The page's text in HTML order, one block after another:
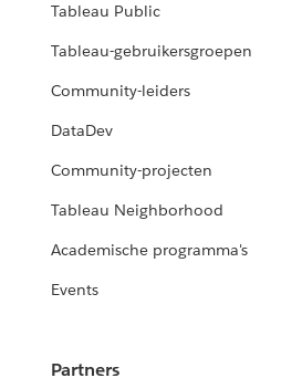
Tableau Public
Tableau-gebruikersgroepen
Community-leiders
DataDev
Community-projecten
Tableau Neighborhood
Academische programma's
Events
Partners